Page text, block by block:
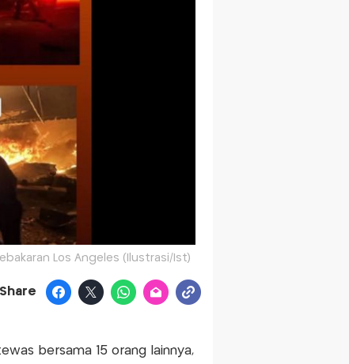
Los Angeles (Ilustrasi/Ist)
Share
bersama 15 orang lainnya,